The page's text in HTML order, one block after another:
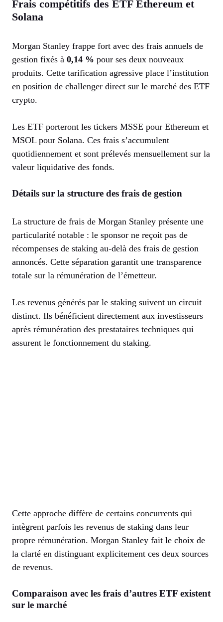
Frais compétitifs des ETF Ethereum et
Solana
Morgan Stanley frappe fort avec des frais annuels de
gestion fixés à 0,14 % pour ses deux nouveaux
produits. Cette tarification agressive place l’institution
en position de challenger direct sur le marché des ETF
crypto.
Les ETF porteront les tickers MSSE pour Ethereum et
MSOL pour Solana. Ces frais s’accumulent
quotidiennement et sont prélevés mensuellement sur la
valeur liquidative des fonds.
Détails sur la structure des frais de gestion
La structure de frais de Morgan Stanley présente une
particularité notable : le sponsor ne reçoit pas de
récompenses de staking au-delà des frais de gestion
annoncés. Cette séparation garantit une transparence
totale sur la rémunération de l’émetteur.
Les revenus générés par le staking suivent un circuit
distinct. Ils bénéficient directement aux investisseurs
après rémunération des prestataires techniques qui
assurent le fonctionnement du staking.
Cette approche diffère de certains concurrents qui
intègrent parfois les revenus de staking dans leur
propre rémunération. Morgan Stanley fait le choix de
la clarté en distinguant explicitement ces deux sources
de revenus.
Comparaison avec les frais d’autres ETF existent
sur le marché